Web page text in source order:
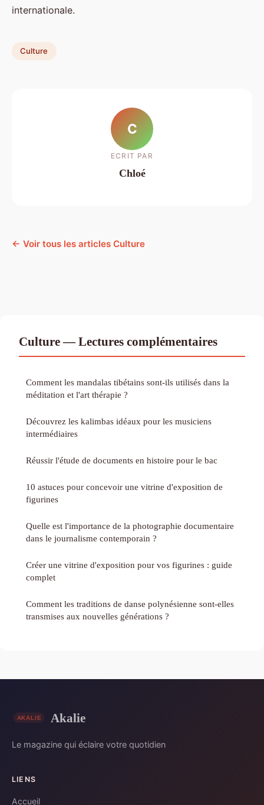
internationale.
Culture
C
ECRIT PAR
Chloé
← Voir tous les articles Culture
Culture — Lectures complémentaires
Comment les mandalas tibétains sont-ils utilisés dans la
méditation et l'art thérapie ?
Découvrez les kalimbas idéaux pour les musiciens
intermédiaires
Réussir l'étude de documents en histoire pour le bac
10 astuces pour concevoir une vitrine d'exposition de
figurines
Quelle est l'importance de la photographie documentaire
dans le journalisme contemporain ?
Créer une vitrine d'exposition pour vos figurines : guide
complet
Comment les traditions de danse polynésienne sont-elles
transmises aux nouvelles générations ?
Akalie
Le magazine qui éclaire votre quotidien
LIENS
Accueil